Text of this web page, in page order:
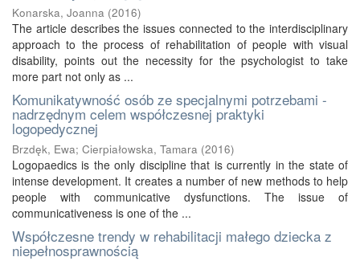
Konarska, Joanna (2016)
The article describes the issues connected to the interdisciplinary
approach to the process of rehabilitation of people with visual
disability, points out the necessity for the psychologist to take
more part not only as ...
Komunikatywność osób ze specjalnymi potrzebami -
nadrzędnym celem współczesnej praktyki
logopedycznej
Brzdęk, Ewa; Cierpiałowska, Tamara (2016)
Logopaedics is the only discipline that is currently in the state of
intense development. It creates a number of new methods to help
people with communicative dysfunctions. The issue of
communicativeness is one of the ...
Współczesne trendy w rehabilitacji małego dziecka z
niepełnosprawnością